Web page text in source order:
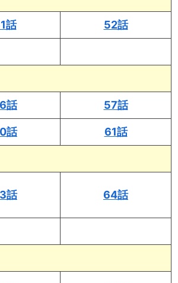
話 52話
話 57話
話 61話
話 64話